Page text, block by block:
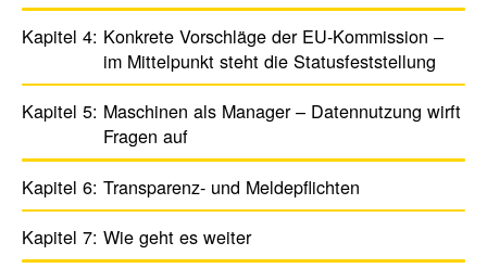
Kapitel 4: Konkrete Vorschläge der EU-Kommis­sion –
im Mittel­punkt steht die Status­fest­stel­lung
Kapitel 5: Maschinen als Manager – Daten­nut­zung wirft
Fragen auf
Kapitel 6: Trans­pa­renz- und Melde­pflichten
Kapitel 7: Wie geht es weiter